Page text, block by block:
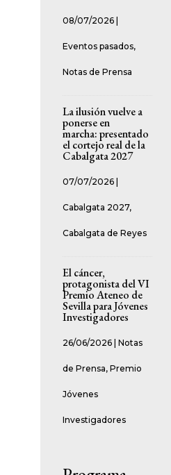
08/07/2026
Eventos pasados,
Notas de Prensa
La ilusión vuelve a
ponerse en
marcha: presentado
el cortejo real de la
Cabalgata 2027
07/07/2026
Cabalgata 2027,
Cabalgata de Reyes
El cáncer,
protagonista del VI
Premio Ateneo de
Sevilla para Jóvenes
Investigadores
26/06/2026 |Notas
de Prensa,Premio
Jóvenes
Investigadores